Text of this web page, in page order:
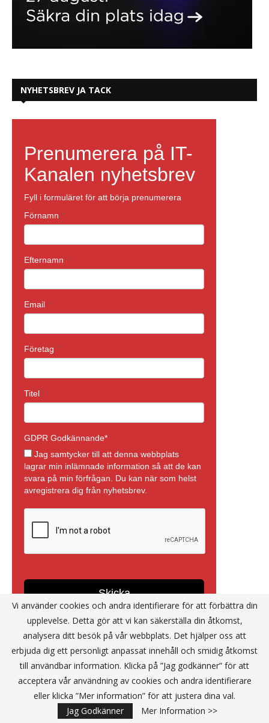
NYHETSBREV JA TACK
Vi använder cookies och andra identifierare för att förbättra din
upplevelse. Detta gör att vi kan säkerställa din åtkomst,
analysera ditt besök på vår webbplats. Det hjälper oss att
erbjuda dig ett personligt anpassat innehåll och smidig åtkomst
till användbar information. Klicka på ”Jag godkänner” för att
acceptera vår användning av cookies och andra identifierare
eller klicka ”Mer information” för att justera dina val.
Jag Godkänner
Mer Information >>